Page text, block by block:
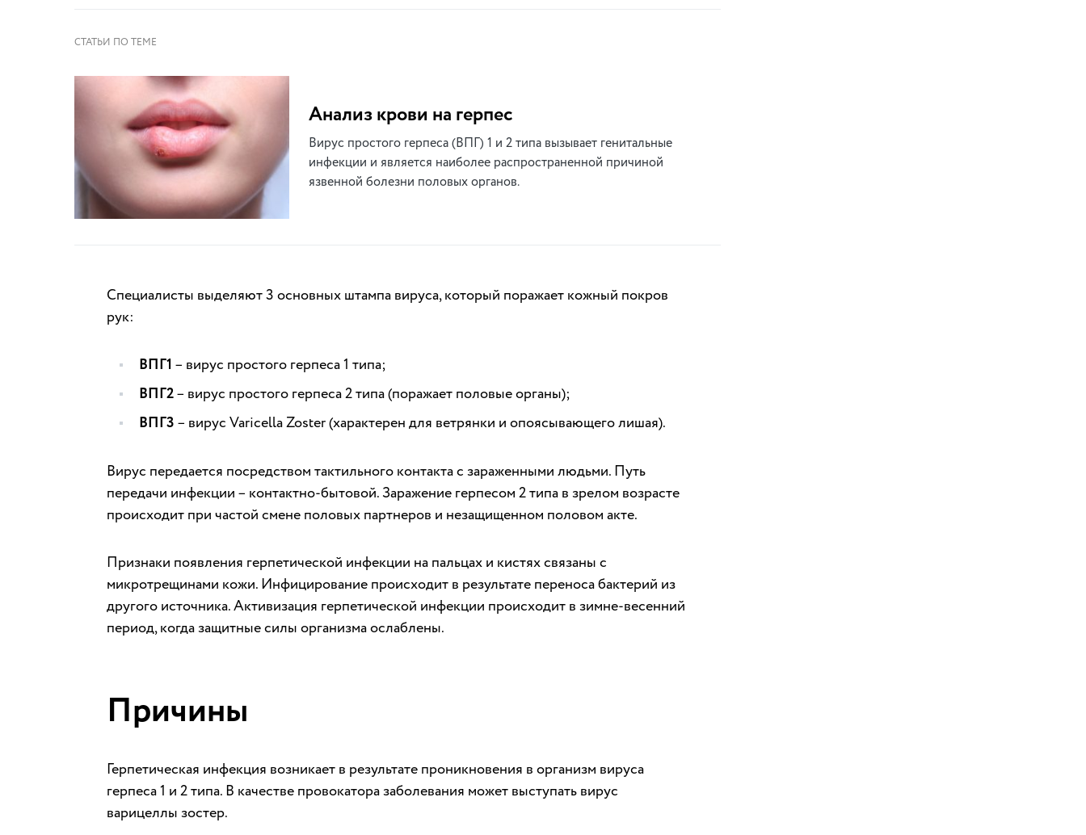
Анализ крови на герпес
Вирус простого герпеса (ВПГ) 1 и 2 типа вызывает генитальные
инфекции и является наиболее распространенной причиной
язвенной болезни половых органов.
Специалисты выделяют 3 основных штампа вируса, который поражает кожный покров
рук:
ВПГ1 – вирус простого герпеса 1 типа;
ВПГ2– вирус простого герпеса 2 типа (поражает половые органы);
ВПГ3 – вирус Varicella Zoster (характерен для ветрянки и опоясывающего лишая).
Вирус передается посредством тактильного контакта с зараженными людьми. Путь
передачи инфекции – контактно-бытовой. Заражение герпесом 2 типа в зрелом возрасте
происходит при частой смене половых партнеров и незащищенном половом акте.
Признаки появления герпетической инфекции на пальцах и кистях связаны с
микротрещинами кожи. Инфицирование происходит в результате переноса бактерий из
другого источника. Активизация герпетической инфекции происходит в зимне-весенний
период, когда защитные силы организма ослаблены.
Причины
Герпетическая инфекция возникает в результате проникновения в организм вируса
герпеса 1 и 2 типа. В качестве провокатора заболевания может выступать вирус
варицеллы зостер.